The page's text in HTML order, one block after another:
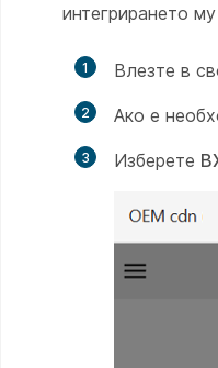
интегрирането
1 Влезте в
2 Ако е
3 Изберете